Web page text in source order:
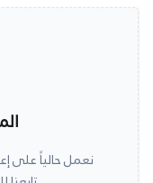
نعمل حالياً على